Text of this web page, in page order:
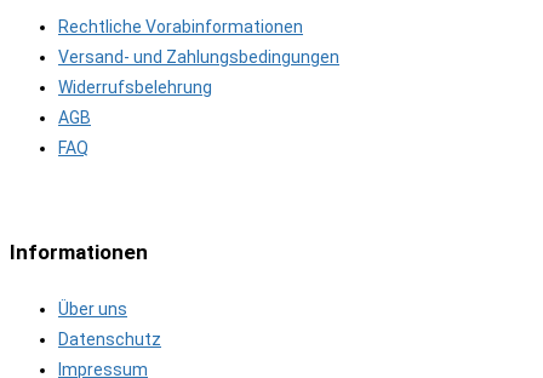
Rechtliche Vorabinformationen
Versand- und Zahlungsbedingungen
Widerrufsbelehrung
AGB
FAQ
Informationen
Über uns
Datenschutz
Impressum